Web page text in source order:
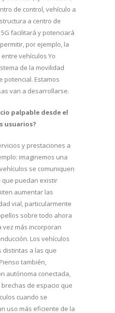
de control, vehículo a
a centro de
facilitará y potenciará
por ejemplo, la
vehículos Yo
de la movilidad
potencial. Estamos
van a desarrollarse.
palpable desde el
usuarios?
y prestaciones a
imaginemos una
se comuniquen
que puedan existir
aumentar las
vial, particularmente
sobre todo ahora
vez más incorporan
Los vehículos
distintas a las que
también,
autónoma conectada,
de espacio que
cuando se
uso más eficiente de la